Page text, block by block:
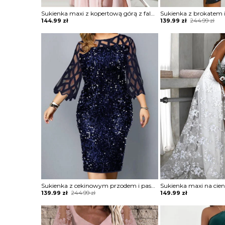
144.99 zł 244.99zł
Original
was:
139.99 zł
Current
244.99zł
Original
was:
244.99 zł.
139.99 zł
Current
is:
139.99 zł.
149.99 zł